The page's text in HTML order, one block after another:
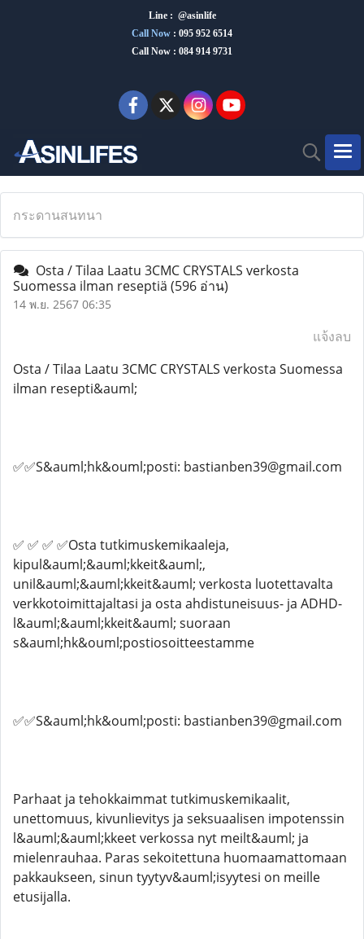
Line : @asinlife
Call Now : 095 952 6514
Call Now : 084 914 9731
กระดานสนทนา
Osta / Tilaa Laatu 3CMC CRYSTALS verkosta
Suomessa ilman reseptiä (596 อ่าน)
14 พ.ย. 2567 06:35
แจ้งลบ
Osta / Tilaa Laatu 3CMC CRYSTALS verkosta Suomessa
ilman resepti&auml;
✅✅S&auml;hk&ouml;posti: bastianben39@gmail.com
✅ ✅ ✅ ✅Osta tutkimuskemikaaleja,
kipul&auml;&auml;kkeit&auml;,
unil&auml;&auml;kkeit&auml; verkosta luotettavalta
verkkotoimittajaltasi ja osta ahdistuneisuus- ja ADHD-
l&auml;&auml;kkeit&auml; suoraan
s&auml;hk&ouml;postiosoitteestamme
✅✅S&auml;hk&ouml;posti: bastianben39@gmail.com
Parhaat ja tehokkaimmat tutkimuskemikaalit,
unettomuus, kivunlievitys ja seksuaalisen impotenssin
l&auml;&auml;kkeet verkossa nyt meilt&auml; ja
mielenrauhaa. Paras sekoitettuna huomaamattomaan
pakkaukseen, sinun tyytyv&auml;isyytesi on meille
etusijalla.